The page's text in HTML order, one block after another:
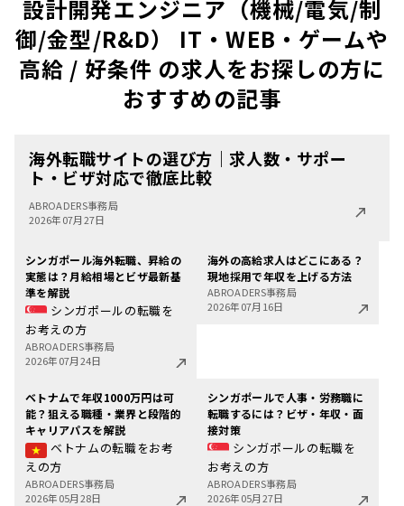
設計開発エンジニア（機械/電気/制
御/金型/R&D） IT・WEB・ゲームや
高給 / 好条件 の求人をお探しの方に
おすすめの記事
海外転職サイトの選び方｜求人数・サポー
ト・ビザ対応で徹底比較
ABROADERS事務局
2026年07月27日
シンガポール海外転職、昇給の
実態は？月給相場とビザ最新基
準を解説
シンガポールの転職を
お考えの方
ABROADERS事務局
2026年07月24日
海外の高給求人はどこにある？
現地採用で年収を上げる方法
ABROADERS事務局
2026年07月16日
ベトナムで年収1000万円は可
能？狙える職種・業界と段階的
キャリアパスを解説
ベトナムの転職をお考
えの方
ABROADERS事務局
2026年05月28日
シンガポールで人事・労務職に
転職するには？ビザ・年収・面
接対策
シンガポールの転職を
お考えの方
ABROADERS事務局
2026年05月27日